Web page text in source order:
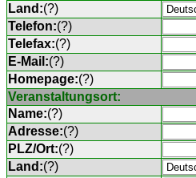
Land:(?)
Telefon:(?)
Telefax:(?)
E-Mail:(?)
Homepage:(?)
Veranstaltungsort:
Name:(?)
Adresse:(?)
PLZ/Ort:(?)
Land:(?)